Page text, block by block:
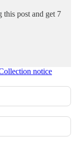
this post and get 7
notice